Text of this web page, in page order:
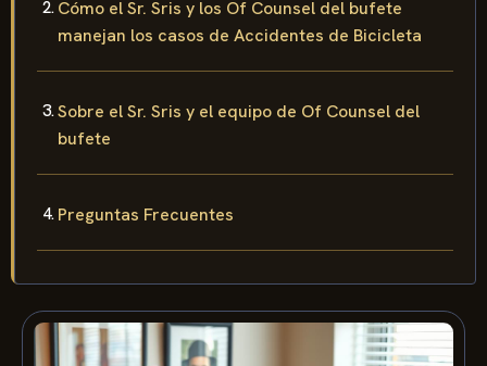
Cómo el Sr. Sris y los Of Counsel del bufete
manejan los casos de Accidentes de Bicicleta
Sobre el Sr. Sris y el equipo de Of Counsel del
bufete
Preguntas Frecuentes